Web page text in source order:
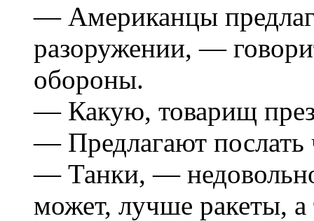
— Американцы
разоружении, —
обороны.
— Какую, товарищ
— Предлагают послать
— Танки, —
может, лучше ракеты,